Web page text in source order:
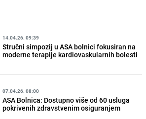
14.04.26. 09:39
Stručni simpozij u ASA bolnici fokusiran na
moderne terapije kardiovaskularnih bolesti
07.04.26. 08:00
ASA Bolnica: Dostupno više od 60 usluga
pokrivenih zdravstvenim osiguranjem